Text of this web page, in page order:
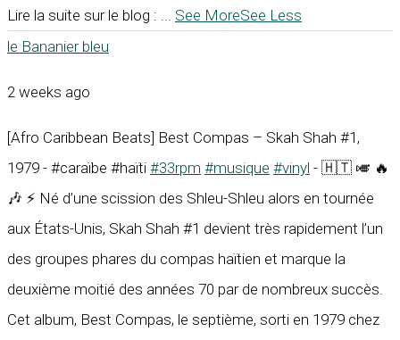
Lire la suite sur le blog : ... See MoreSee Less
le Bananier bleu
2 weeks ago
[Afro Caribbean Beats] Best Compas – Skah Shah #1,
1979 - #caraïbe #haïti #33rpm #musique #vinyl - 🇭🇹 🎺 🔥
🎶 ⚡ Né d’une scission des Shleu-Shleu alors en tournée
aux États-Unis, Skah Shah #1 devient très rapidement l’un
des groupes phares du compas haïtien et marque la
deuxième moitié des années 70 par de nombreux succès.
Cet album, Best Compas, le septième, sorti en 1979 chez